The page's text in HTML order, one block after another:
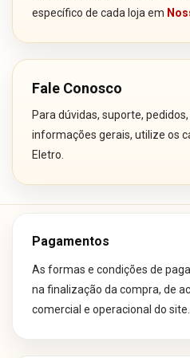
específico de cada loja em
Fale Conosco
Para dúvidas, suporte,
informações gerais, utilize os
Eletro.
Pagamentos
As formas e condições de
na finalização da compra, de
comercial e operacional do site.